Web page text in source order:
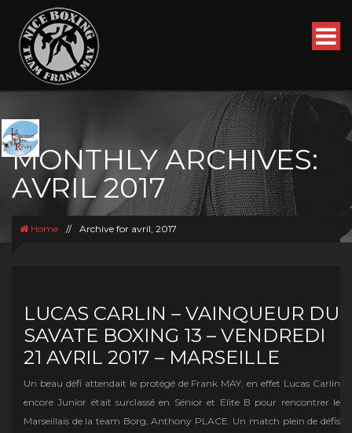
MONTHLY ARCHIVES:
AVRIL 2017
Home // Archive for avril, 2017
LUCAS CARLIN – VAINQUEUR DU
SAVATE BOXING 13 – VENDREDI
21 AVRIL 2017 – MARSEILLE
Un beau défi attendait le protégé de Frank MAY, en effet Lucas Carlin
encore Junior était surclassé en Sénior et Elite B pour rencontrer le
Marseillais de la team Borg, Anthony PLACE. Un match plein de défis